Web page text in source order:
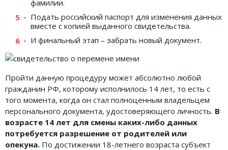
фамилии.
Подать российский паспорт для изменения данных
вместе с копией выданного свидетельства.
И финальный этап – забрать новый документ.
Пройти данную процедуру может абсолютно любой
гражданин РФ, которому исполнилось 14 лет, то есть с
того момента, когда он стал полноценным владельцем
персонального документа, удостоверяющего личность. В
возрасте 14 лет для смены каких-либо данных
потребуется разрешение от родителей или
опекуна. По достижении 18-летнего возраста субъект